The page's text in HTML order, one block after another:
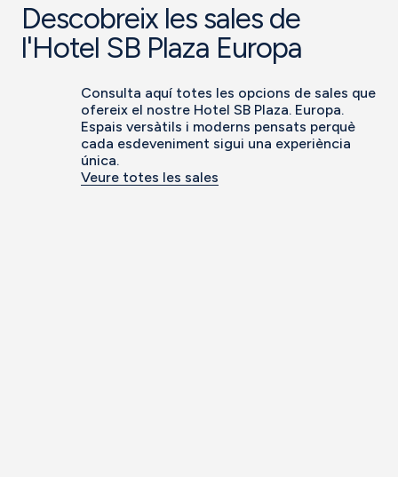
Descobreix les sales de
l'Hotel SB Plaza Europa
Consulta aquí totes les opcions de sales que
ofereix el nostre Hotel SB Plaza. Europa.
Espais versàtils i moderns pensats perquè
cada esdeveniment sigui una experiència
única.
Veure totes les sales